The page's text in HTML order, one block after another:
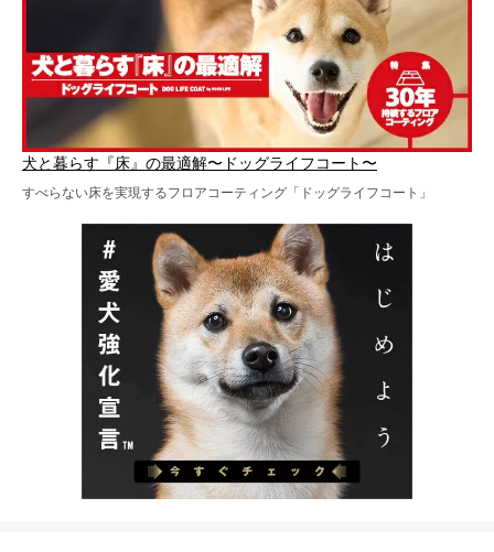
犬と暮らす『床』の最適解〜ドッグライフコート〜
すべらない床を実現するフロアコーティング「ドッグライフコート」